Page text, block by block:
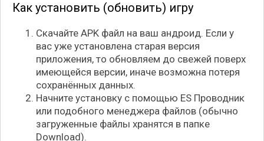
Познакомьтесь с основными героями истории -
Как установить (обновить) игру
Скачайте APK файл на ваш андроид. Если у
вас уже установлена старая версия
приложения, то обновляем до свежей поверх
имеющейся версии, иначе возможна потеря
сохранённых данных.
Начните установку с помощью ES Проводник
или подобного менеджера файлов (обычно
загруженные файлы хранятся в папке
Download).